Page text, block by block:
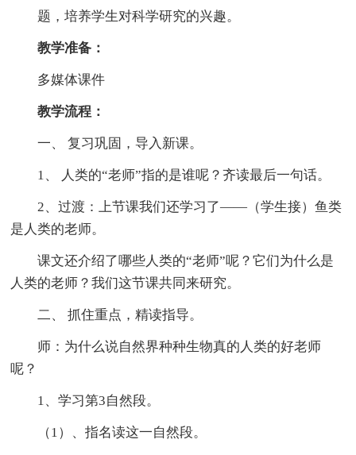
题，培养学生对科学研究的兴趣。
教学准备：
多媒体课件
教学流程：
一、 复习巩固，导入新课。
1、 人类的“老师”指的是谁呢？齐读最后一句话。
2、过渡：上节课我们还学习了——（学生接）鱼类
是人类的老师。
课文还介绍了哪些人类的“老师”呢？它们为什么是
人类的老师？我们这节课共同来研究。
二、 抓住重点，精读指导。
师：为什么说自然界种种生物真的人类的好老师
呢？
1、学习第3自然段。
（1）、指名读这一自然段。